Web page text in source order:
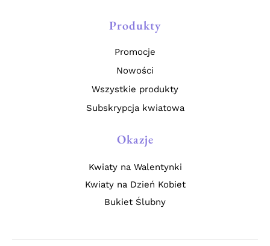
Produkty
Promocje
Nowości
Wszystkie produkty
Subskrypcja kwiatowa
Okazje
Kwiaty na Walentynki
Kwiaty na Dzień Kobiet
Bukiet Ślubny